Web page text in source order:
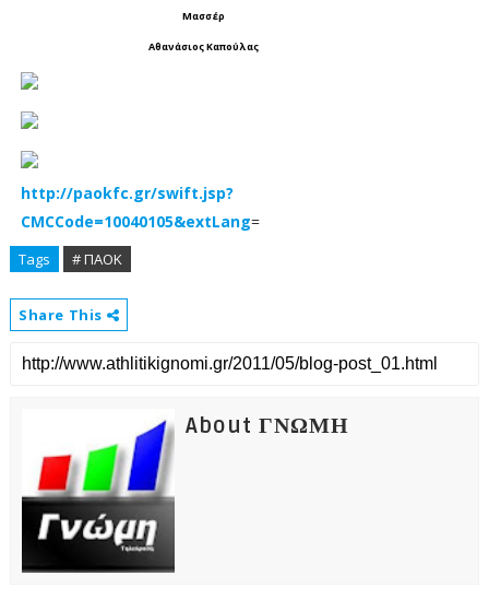
Μασσέρ
Αθανάσιος Καπούλας
http://paokfc.gr/swift.jsp?
CMCCode=10040105&extLang=
Tags # ΠΑΟΚ
Share This
About ΓΝΩΜΗ